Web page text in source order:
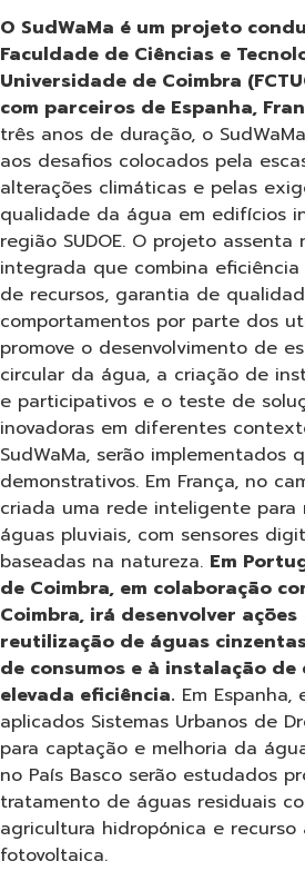
O SudWaMa é um projeto
Faculdade de Ciências e
Universidade de Coimbra
com parceiros de Espanha,
três anos de duração, o
aos desafios colocados pela
alterações climáticas e pelas
qualidade da água em edifícios
região SUDOE. O projeto assenta
integrada que combina
de recursos, garantia de
comportamentos por parte dos
promove o desenvolvimento de
circular da água, a criação de
e participativos e o teste de
inovadoras em diferentes
SudWaMa, serão implementados
demonstrativos. Em França, no
criada uma rede inteligente
águas pluviais, com sensores
baseadas na natureza. Em
de Coimbra, em colaboração
Coimbra, irá desenvolver ações
reutilização de águas
de consumos e à instalação
elevada eficiência. Em Espanha,
aplicados Sistemas Urbanos de
para captação e melhoria da
no País Basco serão estudados
tratamento de águas residuais
agricultura hidropónica e recurso
fotovoltaica.